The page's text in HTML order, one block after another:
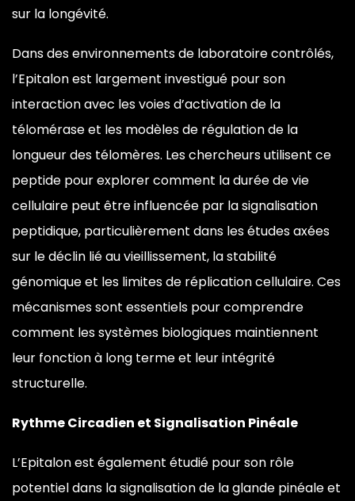
sur la longévité.
Dans des environnements de laboratoire contrôlés,
l’Epitalon est largement investigué pour son
interaction avec les voies d’activation de la
télomérase et les modèles de régulation de la
longueur des télomères. Les chercheurs utilisent ce
peptide pour explorer comment la durée de vie
cellulaire peut être influencée par la signalisation
peptidique, particulièrement dans les études axées
sur le déclin lié au vieillissement, la stabilité
génomique et les limites de réplication cellulaire. Ces
mécanismes sont essentiels pour comprendre
comment les systèmes biologiques maintiennent
leur fonction à long terme et leur intégrité
structurelle.
Rythme Circadien et Signalisation Pinéale
L’Epitalon est également étudié pour son rôle
potentiel dans la signalisation de la glande pinéale et